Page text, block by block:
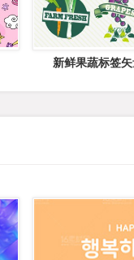
新鲜果蔬标签